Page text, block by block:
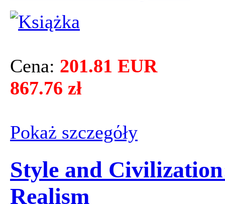
Cena: 201.81 EUR
867.76 zł
Pokaż szczegόły
Style and
Realism